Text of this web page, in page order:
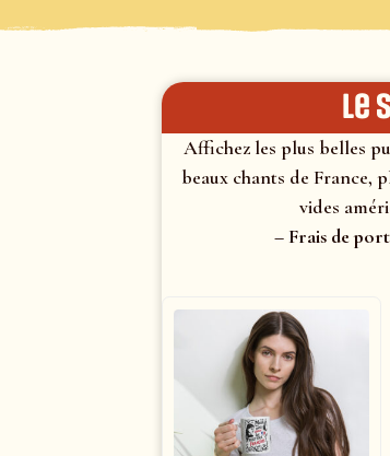
le
Affichez les plus belles
beaux chants de France,
vides
– Frais de